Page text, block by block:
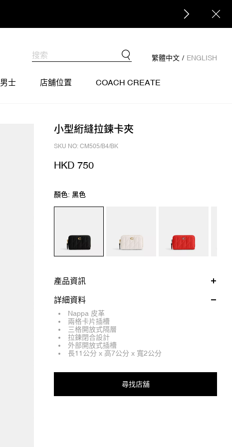
繁體中文 / ENGLISH
男士 店舖位置 COACH CREATE
小型絎縫拉鍊卡夾
SKU NO: CM505/B4/BK
HKD 750
顏色: 黑色
產品資訊
詳細資料
Nappa 皮革
兩格卡片插槽
三格開放式隔層
拉鍊閉合設計
外部開放式插槽
長11公分 x 高7公分 x 寬2公分
尋找店舖